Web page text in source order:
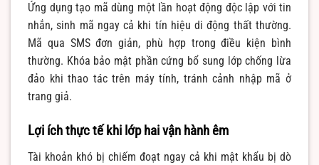
Ứng dụng tạo mã dùng một lần hoạt động độc lập với tin
nhắn, sinh mã ngay cả khi tín hiệu di động thất thường.
Mã qua SMS đơn giản, phù hợp trong điều kiện bình
thường. Khóa bảo mật phần cứng bổ sung lớp chống lừa
đảo khi thao tác trên máy tính, tránh cảnh nhập mã ở
trang giả.
Lợi ích thực tế khi lớp hai vận hành êm
Tài khoản khó bị chiếm đoạt ngay cả khi mật khẩu bị dò